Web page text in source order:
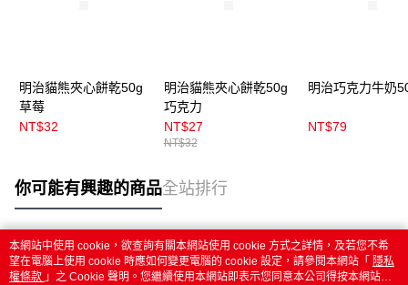
明治貓熊夾心餅乾50g
草莓
NT$32
明治貓熊夾心餅乾50g
巧克力
NT$27
NT$32
明治巧克力牛奶
NT$79
你可能有興趣的商品全站排行
熱門標籤
本網站中使用 cookie，欲查詢有關本網站使用 cookie 方式之詳情，及若您不希
望在電腦上使用 cookie 時應如何變更電腦的 cookie 設定，請參閱本網站「 隱私
權條款 」之 Cookie 聲明。您繼續使用本網站即表示您同意本公司得按本網站使